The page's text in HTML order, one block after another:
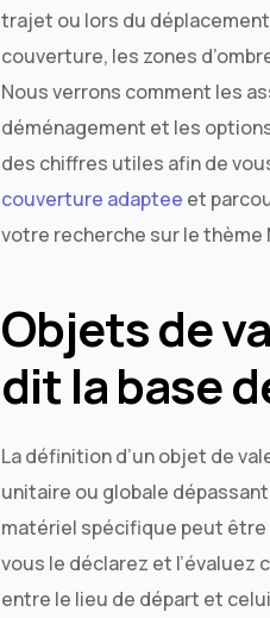
trajet ou lors du
couverture, les zones
Nous verrons comment les
déménagement et les
des chiffres utiles afin de
couverture adaptee et
votre recherche sur le thème
Objets de
dit la base
La définition d’un objet de
unitaire ou globale
matériel spécifique peut être
vous le déclarez et l’évaluez
entre le lieu de départ et